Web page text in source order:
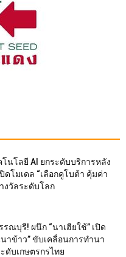
นโลยี AI ยกระดับบริการหลัง
ดโมเดล “เลือกคูโบต้า คุ้มค่า
งวัลระดับโลก
รณบุรี! ผนึก “นาเฮียใช้” เปิด
าข้าว” ขับเคลื่อนการทำนา
ดับเกษตรกรไทย